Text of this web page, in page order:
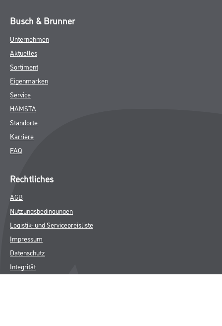
Busch & Brunner
Unternehmen
Aktuelles
Sortiment
Eigenmarken
Service
HAMSTA
Standorte
Karriere
FAQ
Rechtliches
AGB
Nutzungsbedingungen
Logistik- und Servicepreisliste
Impressum
Datenschutz
Integrität